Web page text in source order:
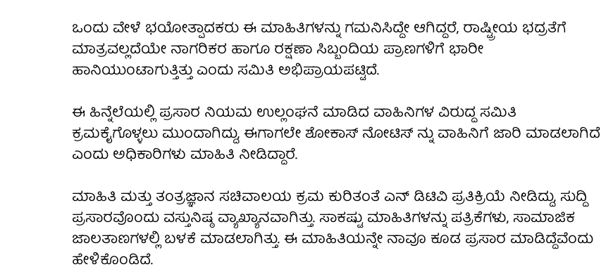
ಒಂದು ವೇಳೆ ಭಯೋತ್ಪಾದಕರು ಈ ಮಾಹಿತಿಗಳನ್ನು ಗಮನಿಸಿದ್ದೇ ಆಗಿದ್ದರೆ, ರಾಷ್ಟ್ರೀಯ ಭದ್ರತೆಗೆ
ಮಾತ್ರವಲ್ಲದೆಯೇ ನಾಗರಿಕರ ಹಾಗೂ ರಕ್ಷಣಾ ಸಿಬ್ಬಂದಿಯ ಪ್ರಾಣಗಳಿಗೆ ಭಾರೀ
ಹಾನಿಯುಂಟಾಗುತ್ತಿತ್ತು ಎಂದು ಸಮಿತಿ ಅಭಿಪ್ರಾಯಪಟ್ಟಿದೆ.
ಈ ಹಿನ್ನೆಲೆಯಲ್ಲಿ ಪ್ರಸಾರ ನಿಯಮ ಉಲ್ಲಂಘನೆ ಮಾಡಿದ ವಾಹಿನಿಗಳ ವಿರುದ್ದ ಸಮಿತಿ
ಕ್ರಮಕೈಗೊಳ್ಳಲು ಮುಂದಾಗಿದ್ದು, ಈಗಾಗಲೇ ಶೋಕಾಸ್ ನೋಟಿಸ್ ನ್ನು ವಾಹಿನಿಗೆ ಜಾರಿ ಮಾಡಲಾಗಿದೆ
ಎಂದು ಅಧಿಕಾರಿಗಳು ಮಾಹಿತಿ ನೀಡಿದ್ದಾರೆ.
ಮಾಹಿತಿ ಮತ್ತು ತಂತ್ರಜ್ಞಾನ ಸಚಿವಾಲಯ ಕ್ರಮ ಕುರಿತಂತೆ ಎನ್ ಡಿಟಿವಿ ಪ್ರತಿಕ್ರಿಯೆ ನೀಡಿದ್ದು, ಸುದ್ದಿ
ಪ್ರಸಾರವೊಂದು ವಸ್ತುನಿಷ್ಠ ವ್ಯಾಖ್ಯಾನವಾಗಿತ್ತು. ಸಾಕಷ್ಟು ಮಾಹಿತಿಗಳನ್ನು ಪತ್ರಿಕೆಗಳು, ಸಾಮಾಜಿಕ
ಜಾಲತಾಣಗಳಲ್ಲಿ ಬಳಕೆ ಮಾಡಲಾಗಿತ್ತು. ಈ ಮಾಹಿತಿಯನ್ನೇ ನಾವೂ ಕೂಡ ಪ್ರಸಾರ ಮಾಡಿದ್ದೆವೆಂದು
ಹೇಳಿಕೊಂಡಿದೆ.